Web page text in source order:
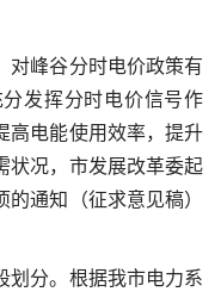
对峰谷分时电价政策有
发挥分时电价信号作
高电能使用效率，提升
状况，市发展改革委起
通知（征求意见稿）
划分。根据我市电力系